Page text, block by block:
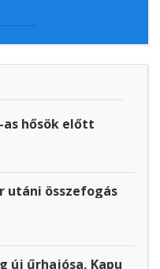
as hősök előtt
utáni összefogás
új űrhajósa, Kapu